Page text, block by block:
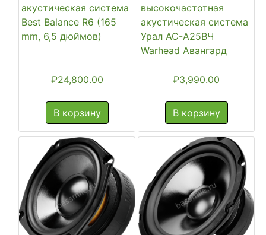
акустическая система
Best Balance R6 (165
mm, 6,5 дюймов)
₽24,800.00
В корзину
высокочастотная
акустическая система
Урал АС-А25ВЧ
Warhead Авангард
₽3,990.00
В корзину